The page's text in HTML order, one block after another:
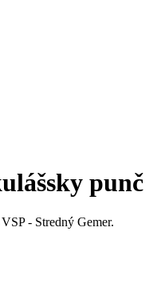
punč
- Stredný Gemer.